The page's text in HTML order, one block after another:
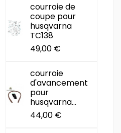
courroie de
coupe pour
husqvarna
TC138
49,00 €
courroie
d'avancement
pour
husqvarna...
44,00 €